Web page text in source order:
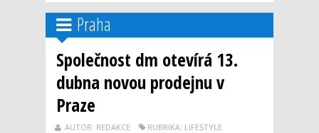
Praha
Společnost dm otevírá 13.
dubna novou prodejnu v
Praze
AUTOR: REDAKCE
RUBRIKA: LIFESTYLE